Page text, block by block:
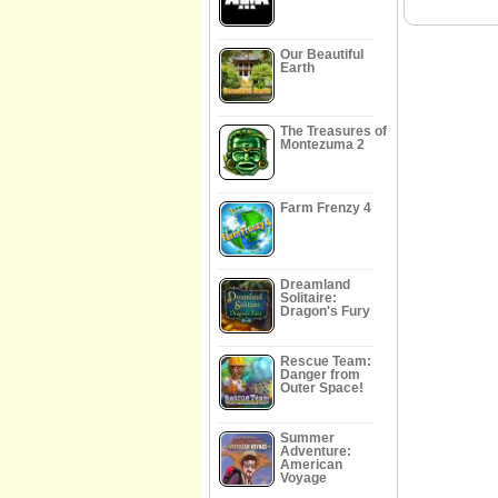
Our Beautiful
Earth
The Treasures of
Montezuma 2
Farm Frenzy 4
Dreamland
Solitaire:
Dragon's Fury
Rescue Team:
Danger from
Outer Space!
Summer
Adventure:
American
Voyage